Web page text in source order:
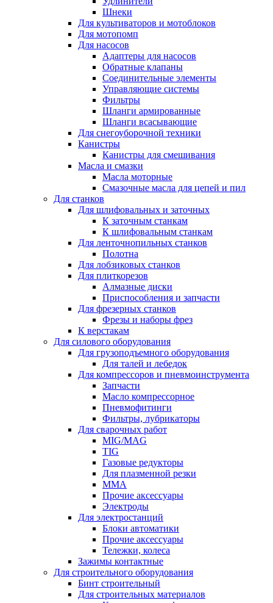
Шнеки
Для культиваторов и мотоблоков
Для мотопомп
Для насосов
Адаптеры для насосов
Обратные клапаны
Соединительные элементы
Управляющие системы
Фильтры
Шланги армированные
Шланги всасывающие
Для снегоуборочной техники
Канистры
Канистры для смешивания
Масла и смазки
Масла моторные
Смазочные масла для цепей и пил
Для станков
Для шлифовальных и заточных
К заточным станкам
К шлифовальным станкам
Для ленточнопильных станков
Полотна
Для лобзиковых станков
Для плиткорезов
Алмазные диски
Приспособления и запчасти
Для фрезерных станков
Фрезы и наборы фрез
К верстакам
Для силового оборудования
Для грузоподъемного оборудования
Для талей и лебедок
Для компрессоров и пневмоинструмента
Запчасти
Масло компрессорное
Пневмофитинги
Фильтры, лубрикаторы
Для сварочных работ
MIG/MAG
TIG
Газовые редукторы
Для плазменной резки
ММА
Прочие аксессуары
Электроды
Для электростанций
Блоки автоматики
Прочие аксессуары
Тележки, колеса
Зажимы контактные
Для строительного оборудования
Бинт строительный
Для строительных материалов